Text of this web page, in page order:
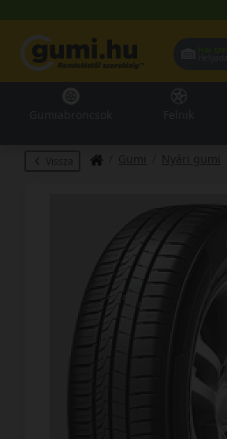
Vissza Gumi Nyári gumi